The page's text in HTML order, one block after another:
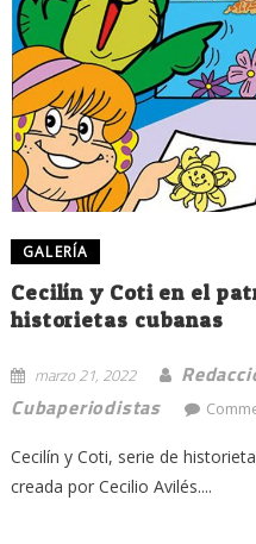
GALERÍA
Cecilín y Coti en el
historietas cubanas
marzo 21, 2022
Cubaperiodistas
Cecilín y Coti, serie de
creada por Cecilio Avilés....